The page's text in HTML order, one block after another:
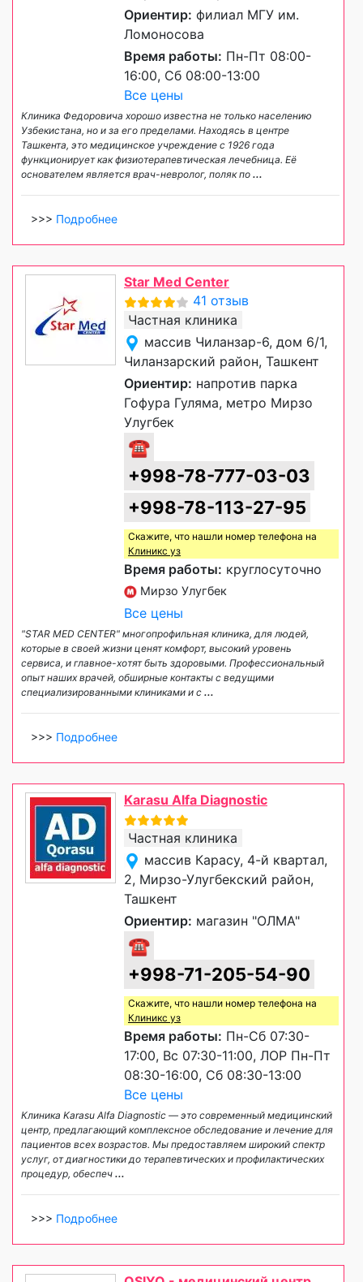
Ориентир: филиал МГУ им.
Ломоносова
Время работы: Пн-Пт 08:00-
16:00, Сб 08:00-13:00
Все цены
Клиника Федоровича хорошо известна не только населению
Узбекистана, но и за его пределами. Находясь в центре
Ташкента, это медицинское учреждение с 1926 года
функционирует как физиотерапевтическая лечебница. Её
основателем является врач-невролог, поляк по ...
>>> Подробнее
Star Med Center
41 отзыв
Частная клиника
массив Чиланзар-6, дом 6/1,
Чиланзарский район, Ташкент
Ориентир: напротив парка
Гофура Гуляма, метро Мирзо
Улугбек
☎
+998-78-777-03-03
+998-78-113-27-95
Скажите, что нашли номер телефона на
Клиникс уз
Время работы: круглосуточно
Мирзо Улугбек
Все цены
"STAR MED CENTER" многопрофильная клиника, для людей,
которые в своей жизни ценят комфорт, высокий уровень
сервиса, и главное-хотят быть здоровыми. Профессиональный
опыт наших врачей, обширные контакты с ведущими
специализированными клиниками и с ...
>>> Подробнее
Karasu Alfa Diagnostic
Частная клиника
массив Карасу, 4-й квартал,
2, Мирзо-Улугбекский район,
Ташкент
Ориентир: магазин "ОЛМА"
☎
+998-71-205-54-90
Скажите, что нашли номер телефона на
Клиникс уз
Время работы: Пн-Сб 07:30-
17:00, Вс 07:30-11:00, ЛОР Пн-Пт
08:30-16:00, Сб 08:30-13:00
Все цены
Клиника Karasu Alfa Diagnostic — это современный медицинский
центр, предлагающий комплексное обследование и лечение для
пациентов всех возрастов. Мы предоставляем широкий спектр
услуг, от диагностики до терапевтических и профилактических
процедур, обеспеч ...
>>> Подробнее